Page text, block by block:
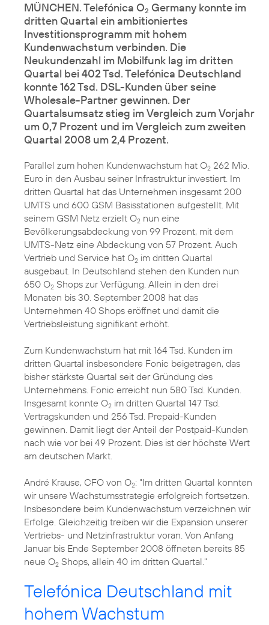
MÜNCHEN. Telefónica O2 Germany konnte im
dritten Quartal ein ambitioniertes
Investitionsprogramm mit hohem
Kundenwachstum verbinden. Die
Neukundenzahl im Mobilfunk lag im dritten
Quartal bei 402 Tsd. Telefónica Deutschland
konnte 162 Tsd. DSL-Kunden über seine
Wholesale-Partner gewinnen. Der
Quartalsumsatz stieg im Vergleich zum Vorjahr
um 0,7 Prozent und im Vergleich zum zweiten
Quartal 2008 um 2,4 Prozent.
Parallel zum hohen Kundenwachstum hat O2 262 Mio.
Euro in den Ausbau seiner Infrastruktur investiert. Im
dritten Quartal hat das Unternehmen insgesamt 200
UMTS und 600 GSM Basisstationen aufgestellt. Mit
seinem GSM Netz erzielt O2 nun eine
Bevölkerungsabdeckung von 99 Prozent, mit dem
UMTS-Netz eine Abdeckung von 57 Prozent. Auch
Vertrieb und Service hat O2 im dritten Quartal
ausgebaut. In Deutschland stehen den Kunden nun
650 O2 Shops zur Verfügung. Allein in den drei
Monaten bis 30. September 2008 hat das
Unternehmen 40 Shops eröffnet und damit die
Vertriebsleistung signifikant erhöht.
Zum Kundenwachstum hat mit 164 Tsd. Kunden im
dritten Quartal insbesondere Fonic beigetragen, das
bisher stärkste Quartal seit der Gründung des
Unternehmens. Fonic erreicht nun 580 Tsd. Kunden.
Insgesamt konnte O2 im dritten Quartal 147 Tsd.
Vertragskunden und 256 Tsd. Prepaid-Kunden
gewinnen. Damit liegt der Anteil der Postpaid-Kunden
nach wie vor bei 49 Prozent. Dies ist der höchste Wert
am deutschen Markt.
André Krause, CFO von O2: "Im dritten Quartal konnten
wir unsere Wachstumsstrategie erfolgreich fortsetzen.
Insbesondere beim Kundenwachstum verzeichnen wir
Erfolge. Gleichzeitig treiben wir die Expansion unserer
Vertriebs- und Netzinfrastruktur voran. Von Anfang
Januar bis Ende September 2008 öffneten bereits 85
neue O2 Shops, allein 40 im dritten Quartal."
Telefónica Deutschland mit
hohem Wachstum